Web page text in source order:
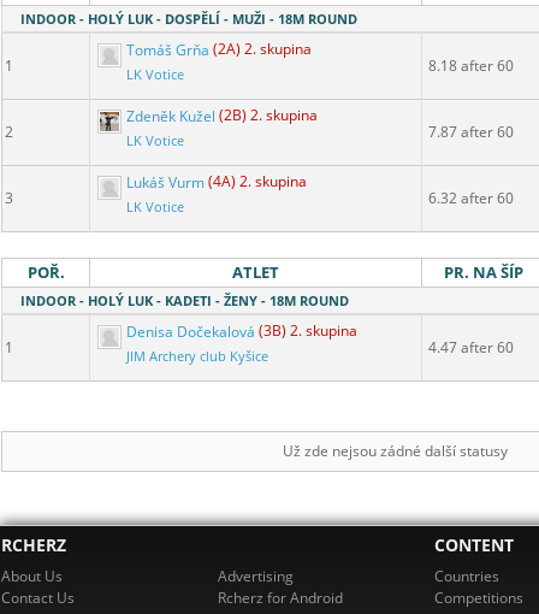
INDOOR - HOLÝ LUK - DOSPĚLÍ - MUŽI - 18M ROUND
1
Tomáš Grňa (2A) 2. skupina
LK Votice 8.18 after 60
2
Zdeněk Kužel (2B) 2. skupina
LK Votice 7.87 after 60
3
Lukáš Vurm(4A) 2. skupina
LK Votice 6.32 after 60
POŘ. ATLET PR. NA ŠÍP
INDOOR - HOLÝ LUK - KADETI - ŽENY - 18M ROUND
1
Denisa Dočekalová (3B) 2. skupina
JIM Archery club Kyšice 4.47 after 60
Už zde nejsou zádné další statusy
RCHERZ
About Us
Contact Us
Advertising
Rcherz for Android
CONTENT
Countries
Competitions